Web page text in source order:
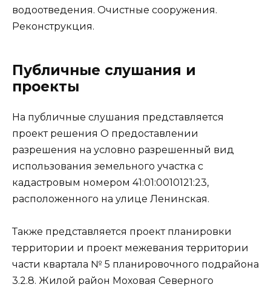
водоотведения. Очистные сооружения.
Реконструкция.
Публичные слушания и
проекты
На публичные слушания представляется
проект решения О предоставлении
разрешения на условно разрешенный вид
использования земельного участка с
кадастровым номером 41:01:0010121:23,
расположенного на улице Ленинская.
Также представляется проект планировки
территории и проект межевания территории
части квартала № 5 планировочного подрайона
3.2.8. Жилой район Моховая Северного